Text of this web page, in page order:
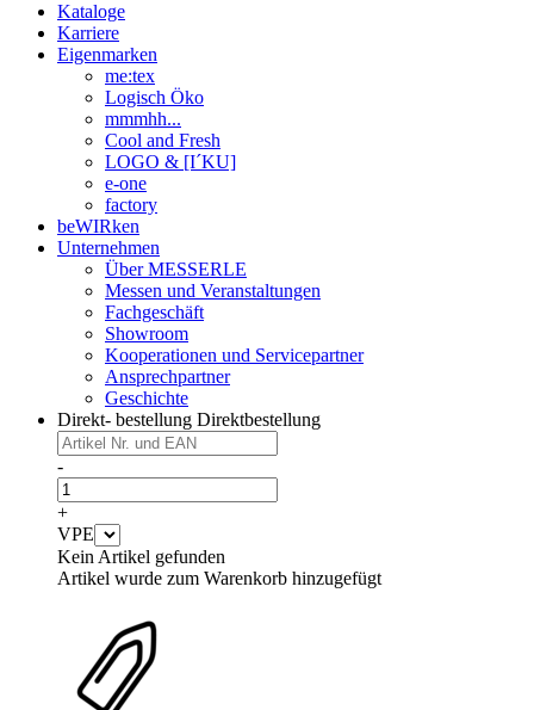
Kataloge
Karriere
Eigenmarken
me:tex
Logisch Öko
mmmhh...
Cool and Fresh
LOGO & [I´KU]
e-one
factory
beWIRken
Unternehmen
Über MESSERLE
Messen und Veranstaltungen
Fachgeschäft
Showroom
Kooperationen und Servicepartner
Ansprechpartner
Geschichte
Direkt- bestellung Direktbestellung
-
+
VPE
Kein Artikel gefunden
Artikel wurde zum Warenkorb hinzugefügt